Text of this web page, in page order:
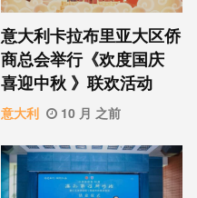
意⼤利卡拉布⾥亚大区侨
商总会举行《欢度国庆
喜迎中秋 》联欢活动
意大利 10 月 之前